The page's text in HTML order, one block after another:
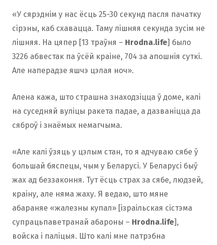
«У сярэднім у нас ёсць 25-30 секунд пасля пачатку
сірэны, каб схавацца. Таму лішняя секунда зусім не
лішняя. На цяпер [13 траўня – Hrodna.life] было
3226 абвестак па ўсёй краіне, 704 за апошнія суткі.
Але наперадзе яшчэ цэлая ноч».
Алена кажа, што страшна знаходзіцца ў доме, калі
на суседняй вуліцы ракета падае, а дазваніцца да
сяброў і знаёмых немагчыма.
«Але калі ўзяць у цэлым стан, то я адчуваю сябе ў
большай бяспецы, чым у Беларусі. У Беларусі быў
жах ад беззаконня. Тут ёсць страх за сябе, людзей,
краіну, але няма жаху. Я ведаю, што мяне
абараняе «жалезны купал» [ізраільская сістэма
супрацьпаветранай абароны – Hrodna.life],
войска і паліцыя. Што калі мне патрэбна